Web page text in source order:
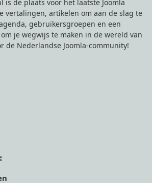
is de plaats voor het laatste Joomla
vertalingen, artikelen om aan de slag te
gebruikersgroepen en een
je wegwijs te maken in de wereld van
de Nederlandse Joomla-community!